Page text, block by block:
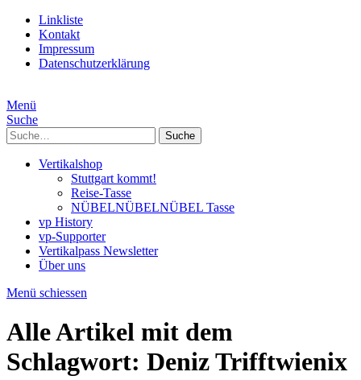
Linkliste
Kontakt
Impressum
Datenschutzerklärung
Menü
Suche
Suche
Vertikalshop
Stuttgart kommt!
Reise-Tasse
NÜBELNÜBELNÜBEL Tasse
vp History
vp-Supporter
Vertikalpass Newsletter
Über uns
Menü schiessen
Alle Artikel mit dem
Schlagwort: Deniz Trifftwienix